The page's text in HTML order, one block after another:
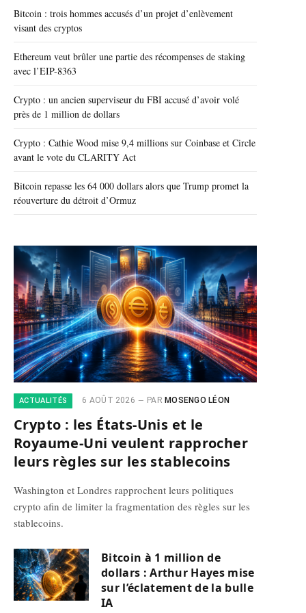
Bitcoin : trois hommes accusés d’un projet d’enlèvement
visant des cryptos
Ethereum veut brûler une partie des récompenses de staking
avec l’EIP-8363
Crypto : un ancien superviseur du FBI accusé d’avoir volé
près de 1 million de dollars
Crypto : Cathie Wood mise 9,4 millions sur Coinbase et Circle
avant le vote du CLARITY Act
Bitcoin repasse les 64 000 dollars alors que Trump promet la
réouverture du détroit d’Ormuz
ACTUALITÉS 6 AOÛT 2026 PAR MOSENGO LÉON
Crypto : les États-Unis et le
Royaume-Uni veulent rapprocher
leurs règles sur les stablecoins
Washington et Londres rapprochent leurs politiques
crypto afin de limiter la fragmentation des règles sur les
stablecoins.
Bitcoin à 1 million de
dollars : Arthur Hayes mise
sur l’éclatement de la bulle
IA